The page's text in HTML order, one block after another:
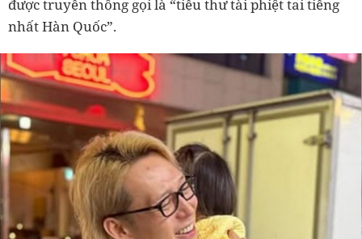
được truyền thông gọi là “tiểu thư tài phiệt tai tiếng
nhất Hàn Quốc”.